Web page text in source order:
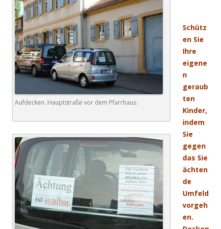
Aufdecken. Hauptstraße vor dem Pfarrhaus.
Schütz
en Sie
Ihre
eigene
n
geraub
ten
Kinder,
indem
Sie
gegen
das Sie
ächten
de
Umfeld
vorgeh
en.